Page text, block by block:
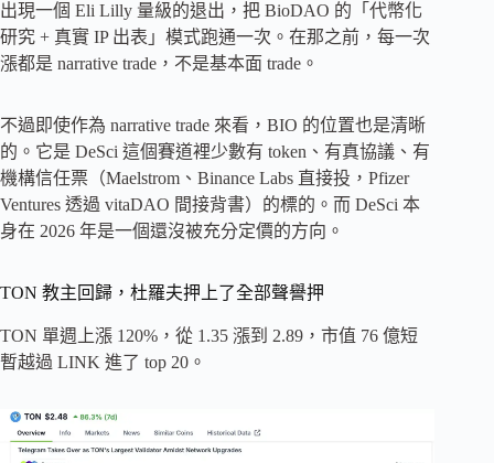
出現一個 Eli Lilly 量級的退出，把 BioDAO 的「代幣化
研究 + 真實 IP 出表」模式跑通一次。在那之前，每一次
漲都是 narrative trade，不是基本面 trade。
不過即使作為 narrative trade 來看，BIO 的位置​​也是清晰
的。它是 DeSci 這個賽道裡少數有 token、有真協議、有
機構信任票（Maelstrom、Binance Labs 直接投，Pfizer
Ventures 透過 vitaDAO 間接背書）的標的。而 DeSci 本
身在 2026 年是一個還沒被充分定價的方向。
TON 教主回歸，杜羅夫押上了全部聲譽押
TON 單週上漲 120%，從 1.35 漲到 2.89，市值 76 億短
暫越過 LINK 進了 top 20。